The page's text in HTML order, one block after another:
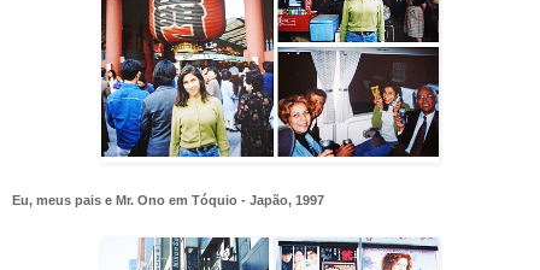
Eu, meus pais e Mr. Ono em Tóquio - Japão, 1997